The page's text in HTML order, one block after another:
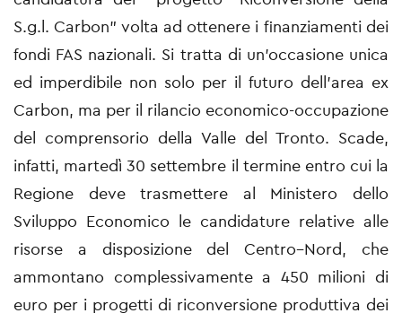
S.g.l. Carbon” volta ad ottenere i finanziamenti dei
fondi FAS nazionali. Si tratta di un’occasione unica
ed imperdibile non solo per il futuro dell’area ex
Carbon, ma per il rilancio economico-occupazione
del comprensorio della Valle del Tronto. Scade,
infatti, martedì 30 settembre il termine entro cui la
Regione deve trasmettere al Ministero dello
Sviluppo Economico le candidature relative alle
risorse a disposizione del Centro–Nord, che
ammontano complessivamente a 450 milioni di
euro per i progetti di riconversione produttiva dei